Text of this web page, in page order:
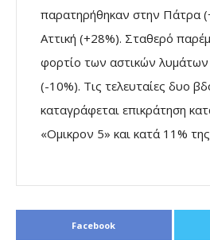
παρατηρήθηκαν στην Πάτρα
Αττική (+28%). Σταθερό
φορτίο των αστικών
(-10%). Τις τελευταίες δυο
καταγράφεται επικράτηση
«Ομικρον 5» και κατά 11%
Facebook